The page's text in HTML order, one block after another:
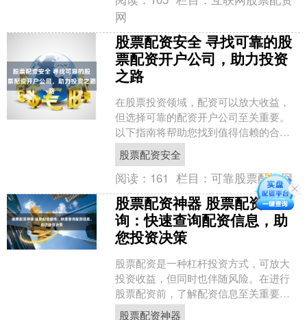
网
股票配资安全 寻找可靠的股
票配资开户公司，助力投资
之路
在股票投资领域，配资可以放大收益，
但选择可靠的配资开户公司至关重要。
以下指南将帮助您找到值得信赖的合作
伙伴，助力您的投资之路。 * **放大收
益：**通过配资，....
股票配资安全
阅读： 161 栏目：可靠股票配资网
股票配资神器 股票配资查
询：快速查询配资信息，助
您投资决策
股票配资是一种杠杆投资方式，可放大
投资收益，但同时也伴随风险。在进行
股票配资前，了解配资信息至关重要。 *
**放大资金规模：**配资可以放大投资者
股票配资神器